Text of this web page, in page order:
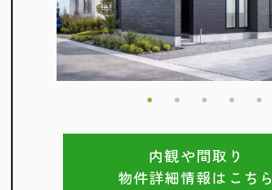
内観や間取り
物件詳細情報はこちら